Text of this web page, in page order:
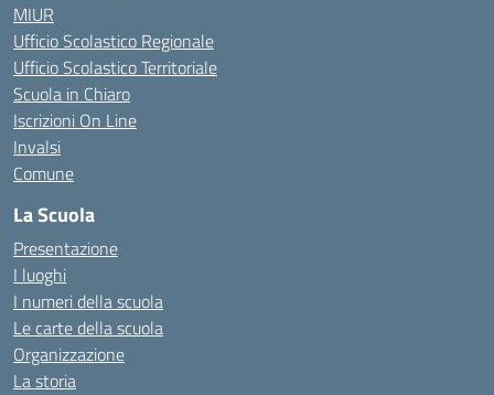
MIUR
Ufficio Scolastico Regionale
Ufficio Scolastico Territoriale
Scuola in Chiaro
Iscrizioni On Line
Invalsi
Comune
La Scuola
Presentazione
I luoghi
I numeri della scuola
Le carte della scuola
Organizzazione
La storia